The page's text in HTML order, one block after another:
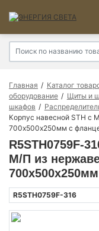
Главная Каталог
оборудование
Щиты и
шкафов
Корпус навесной STH с
700х500х250мм с
R5STH0759F-
М/П из
R5STH0759F-316